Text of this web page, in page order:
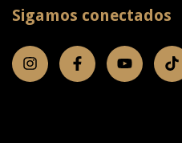
Sigamos conectados